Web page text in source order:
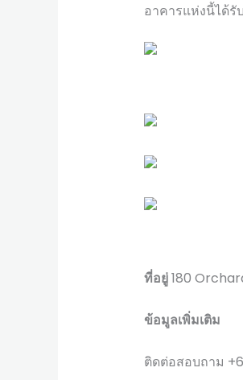
อาคารแห่งนี้ได้
ที่อยู่180
ข้อมูลเพิ่มเติม
ติดต่อสอบถาม